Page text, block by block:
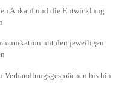
Ankauf und die Entwicklung
mit den jeweiligen
bis hin